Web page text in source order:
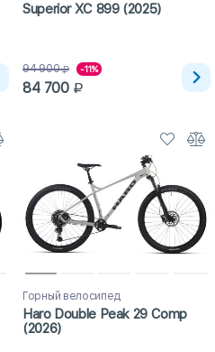
Superior XC 899 (2025)
94 900 -11%
84 700
Горный велосипед
Haro Double Peak 29 Comp
(2026)